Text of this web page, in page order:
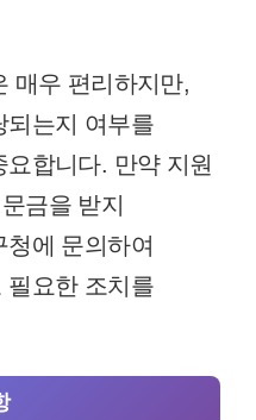
매우 편리하지만,
되는지 여부를
합니다. 만약 지원
금을 받지
에 문의하여
필요한 조치를